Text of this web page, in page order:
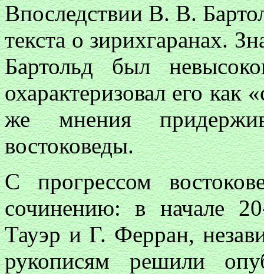
Впоследствии В. В.
текста о зирихгаранах.
Бартольд был
охарактеризовал его как
же мнения
востоковеды.
С прогрессом
сочинению: в начале
Тауэр и Г. Ферран,
рукописям решили